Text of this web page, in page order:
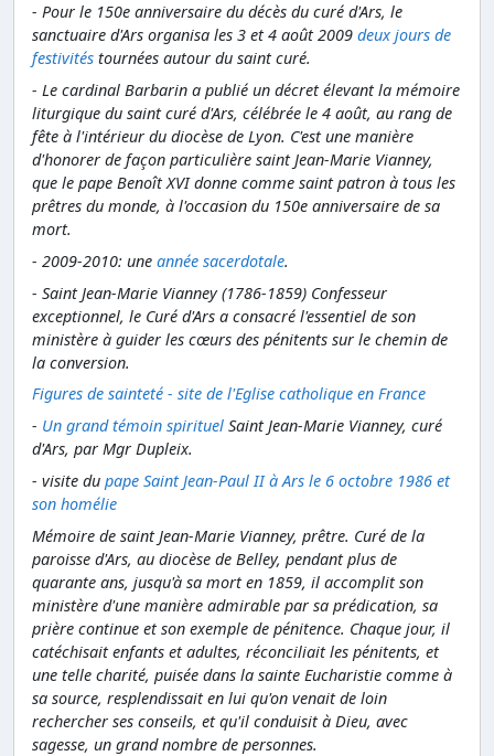
- Pour le 150e anniversaire du décès du curé d'Ars, le
sanctuaire d'Ars organisa les 3 et 4 août 2009 deux jours de
festivités tournées autour du saint curé.
- Le cardinal Barbarin a publié un décret élevant la mémoire
liturgique du saint curé d'Ars, célébrée le 4 août, au rang de
fête à l'intérieur du diocèse de Lyon. C'est une manière
d'honorer de façon particulière saint Jean-Marie Vianney,
que le pape Benoît XVI donne comme saint patron à tous les
prêtres du monde, à l'occasion du 150e anniversaire de sa
mort.
- 2009-2010: une année sacerdotale.
- Saint Jean-Marie Vianney (1786-1859) Confesseur
exceptionnel, le Curé d'Ars a consacré l'essentiel de son
ministère à guider les cœurs des pénitents sur le chemin de
la conversion.
Figures de sainteté - site de l'Eglise catholique en France
- Un grand témoin spirituel Saint Jean-Marie Vianney, curé
d'Ars, par Mgr Dupleix.
- visite du pape Saint Jean-Paul II à Ars le 6 octobre 1986 et
son homélie
Mémoire de saint Jean-Marie Vianney, prêtre. Curé de la
paroisse d'Ars, au diocèse de Belley, pendant plus de
quarante ans, jusqu'à sa mort en 1859, il accomplit son
ministère d'une manière admirable par sa prédication, sa
prière continue et son exemple de pénitence. Chaque jour, il
catéchisait enfants et adultes, réconciliait les pénitents, et
une telle charité, puisée dans la sainte Eucharistie comme à
sa source, resplendissait en lui qu'on venait de loin
rechercher ses conseils, et qu'il conduisit à Dieu, avec
sagesse, un grand nombre de personnes.